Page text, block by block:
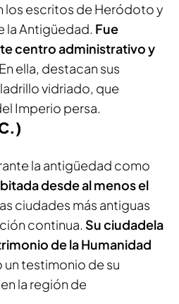
los escritos de Heródoto y
la Antigüedad. Fue
centro administrativo y
En ella, destacan sus
vidriado, que
Imperio persa.
la antigüedad como
desde al menos el
ciudades más antiguas
continua. Su ciudadela
de la Humanidad
un testimonio de su
la región de